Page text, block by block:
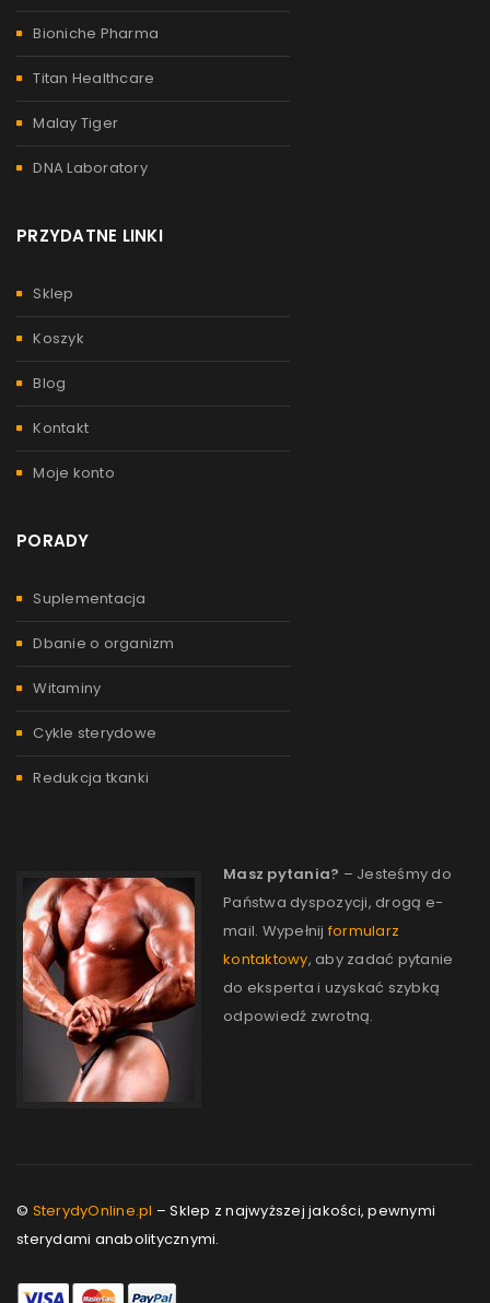
Bioniche Pharma
Titan Healthcare
Malay Tiger
DNA Laboratory
PRZYDATNE LINKI
Sklep
Koszyk
Blog
Kontakt
Moje konto
PORADY
Suplementacja
Dbanie o organizm
Witaminy
Cykle sterydowe
Redukcja tkanki
Masz pytania? – Jesteśmy do
Państwa dyspozycji, drogą e-
mail. Wypełnijformularz
kontaktowy, aby zadać pytanie
do eksperta i uzyskać szybką
odpowiedź zwrotną.
© SterydyOnline.pl – Sklep z najwyższej jakości, pewnymi
sterydami anabolitycznymi.